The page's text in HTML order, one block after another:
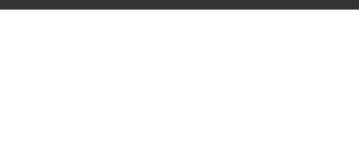
Département d'Ille-et-Vilaine